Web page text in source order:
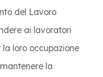
del Lavoro
ai lavoratori
loro occupazione
la